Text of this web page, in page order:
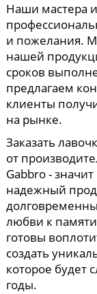
Наши мастера
и пожелания.
нашей
сроков
предлагаем
клиенты
на рынке.
Заказать
от
Gabbro -
надежный
любви к
готовы
создать
которое будет
годы.